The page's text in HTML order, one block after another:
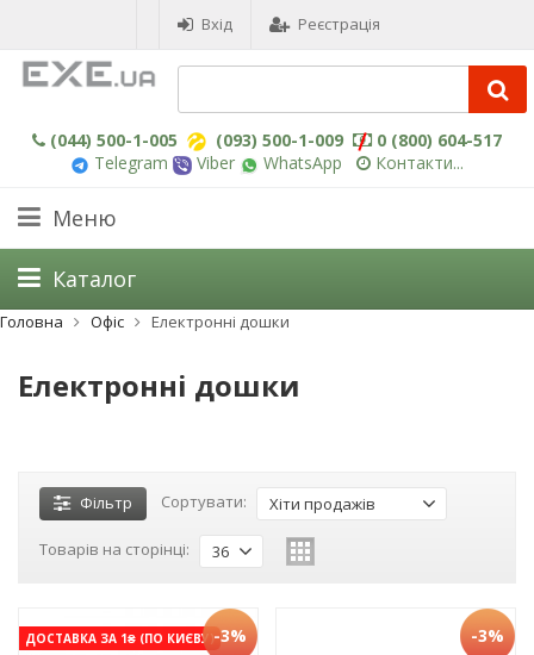
Вхід Реєстрація
(044) 500-1-005 (093) 500-1-009
0 (800) 604-517
Telegram
Viber WhatsApp Контакти...
Меню
Головна Офіс Електронні дошки
Електронні дошки
Фільтр Сортувати: Хіти продажів
Товарів на сторінці: 36
ДОСТАВКА ЗА 1₴ (ПО КИЄВУ)-3% -3%
Каталог